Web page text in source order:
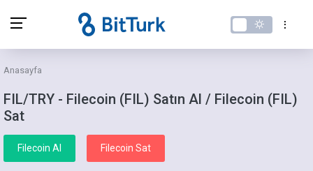
Anasayfa
FIL/TRY - Filecoin (FIL) Satın Al / Filecoin (FIL)
Sat
Filecoin Al Filecoin Sat